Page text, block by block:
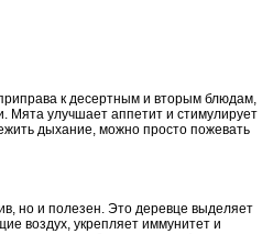
к десертным и вторым блюдам,
Мята улучшает аппетит и стимулирует
дыхание, можно просто пожевать
но и полезен. Это деревце выделяет
воздух, укрепляет иммунитет и